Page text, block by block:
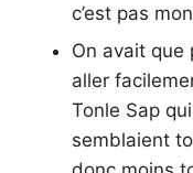
c’est pas
On avait que
aller
Tonle Sap
semblaient